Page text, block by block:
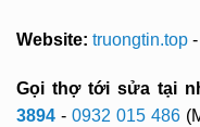
Website: truongtin.top
Gọi thợ tới sửa tại
3894-0932 015 486